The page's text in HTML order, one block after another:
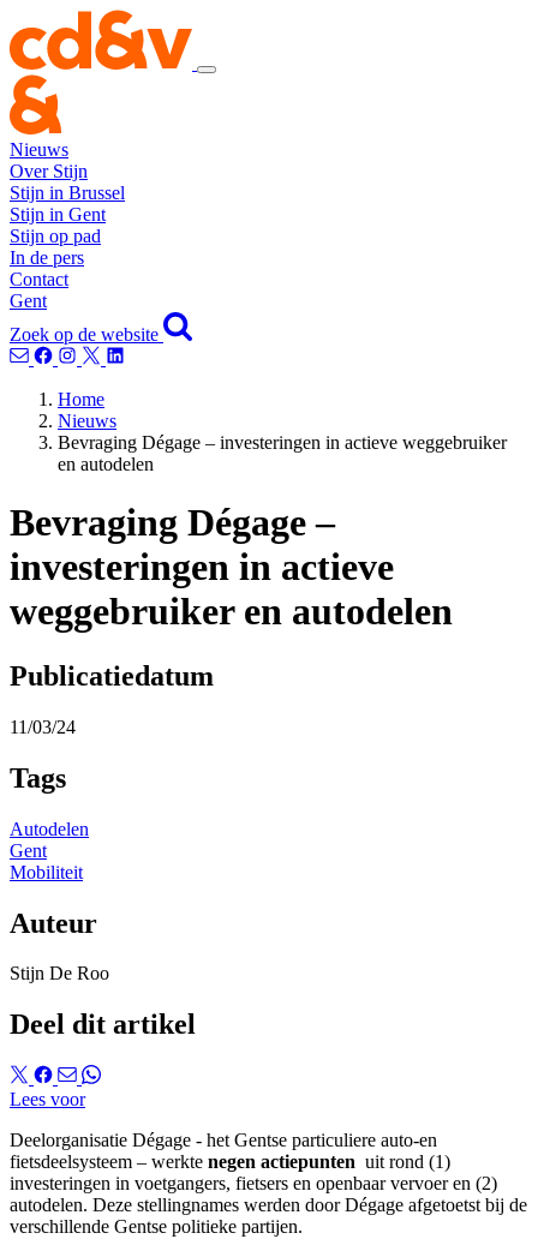
Nieuws
Over Stijn
Stijn in Brussel
Stijn in Gent
Stijn op pad
In de pers
Contact
Gent
Zoek op de website
Home
Nieuws
Bevraging Dégage – investeringen in actieve weggebruiker
en autodelen
Bevraging Dégage –
investeringen in actieve
weggebruiker en autodelen
Publicatiedatum
11/03/24
Tags
Autodelen
Gent
Mobiliteit
Auteur
Stijn De Roo
Deel dit artikel
Lees voor
Deelorganisatie Dégage - het Gentse particuliere auto-en
fietsdeelsysteem – werkte negen actiepunten uit rond (1)
investeringen in voetgangers, fietsers en openbaar vervoer en (2)
autodelen. Deze stellingnames werden door Dégage afgetoetst bij de
verschillende Gentse politieke partijen.